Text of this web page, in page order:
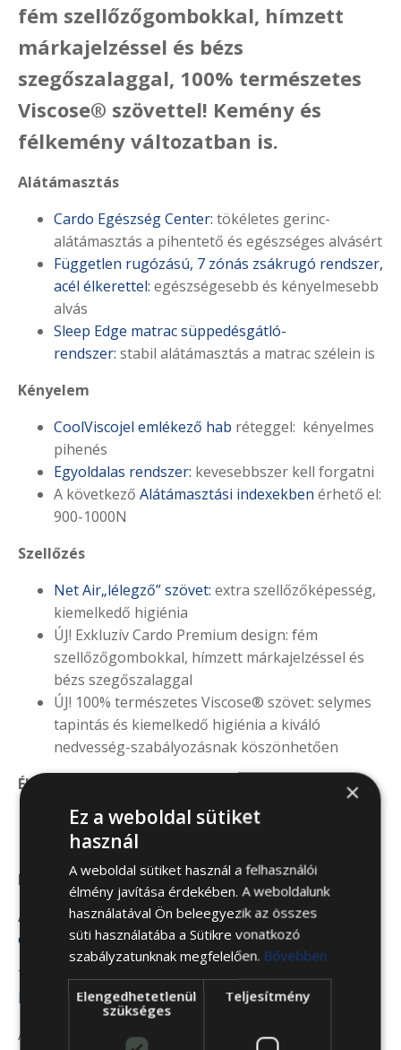
fém szellőzőgombokkal, hímzett
márkajelzéssel és bézs
szegőszalaggal, 100% természetes
Viscose® szövettel! Kemény és
félkemény változatban is.
Alátámasztás
Cardo Egészség Center: tökéletes gerinc-
alátámasztás a pihentető és egészséges alvásért
Független rugózású, 7 zónás zsákrugó rendszer,
acél élkerettel: egészségesebb és kényelmesebb
alvás
Sleep Edge matrac süppedésgátló-
rendszer: stabil alátámasztás a matrac szélein is
Kényelem
CoolViscojel emlékező hab réteggel: kényelmes
pihenés
Egyoldalas rendszer: kevesebbszer kell forgatni
A következő Alátámasztási indexekben érhető el:
900-1000N
Szellőzés
Net Air„lélegző” szövet: extra szellőzőképesség,
kiemelkedő higiénia
ÚJ! Exkluzív Cardo Premium design: fém
szellőzőgombokkal, hímzett márkajelzéssel és
bézs szegőszalaggal
ÚJ! 100% természetes Viscose® szövet: selymes
tapintás és kiemelkedő higiénia a kiváló
nedvesség-szabályozásnak köszönhetően
Élettartam
Garancia: lásd ajótállási jegyen
15 év garancia rugótörésre
Magasság:~28cm
Ápolási technikai eszköz:elszámolható számos
egészségpénztárban!
Töltse le a használati útmutatónkat a matracainkhoz:
ITT!
A termékről készült kisfilmünket itt is megtekintheti:
×
Ez a weboldal sütiket
használ
A weboldal sütiket használ a felhasználói
élmény javítása érdekében. A weboldalunk
használatával Ön beleegyezik az összes
süti használatába a Sütikre vonatkozó
szabályzatunknak megfelelően. Bővebben
Elengedhetetlenül
szükséges
Teljesítmény